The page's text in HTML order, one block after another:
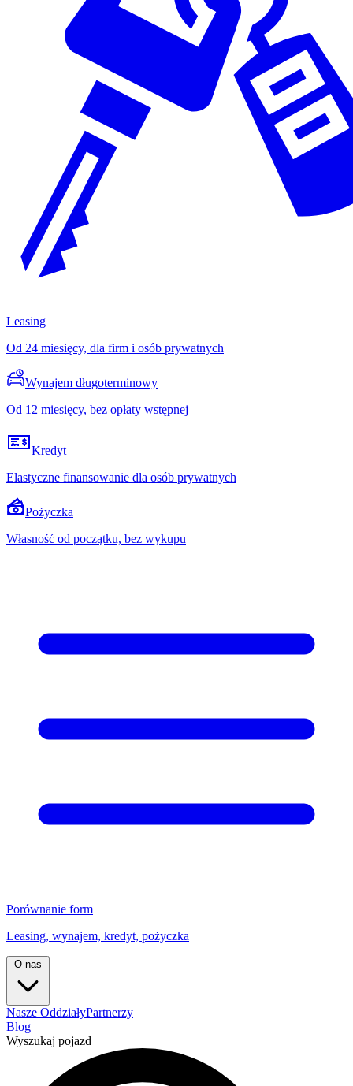
Leasing
Od 24 miesięcy, dla firm i osób prywatnych
Wynajem długoterminowy
Od 12 miesięcy, bez opłaty wstępnej
Kredyt
Elastyczne finansowanie dla osób prywatnych
Pożyczka
Własność od początku, bez wykupu
Porównanie form
Leasing, wynajem, kredyt, pożyczka
O nas
Nasze OddziałyPartnerzy
Blog
Wyszukaj pojazd